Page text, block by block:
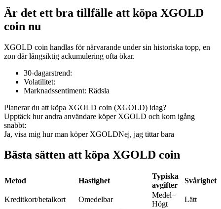
USDC Futures
Futures med USDC som säkerhet
Är det ett bra tillfälle att köpa XGOLD
coin nu
XGOLD coin handlas för närvarande under sin historiska topp, en
zon där långsiktig ackumulering ofta ökar.
30-dagarstrend:
Volatilitet:
Marknadssentiment: Rädsla
Planerar du att köpa XGOLD coin (XGOLD) idag?
Upptäck hur andra användare köper XGOLD och kom igång
snabbt:
Ja, visa mig hur man köper XGOLDNej, jag tittar bara
Bästa sätten att köpa XGOLD coin
Metod Hastighet
Typiska
avgifter
Svårighet
Kreditkort/betalkort Omedelbar
Medel–
Högt
Lätt